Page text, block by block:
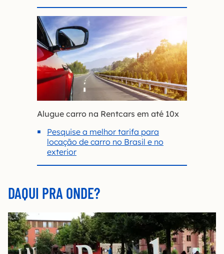
Alugue carro na Rentcars em até 10x
Pesquise a melhor tarifa para
locação de carro no Brasil e no
exterior
DAQUI PRA ONDE?